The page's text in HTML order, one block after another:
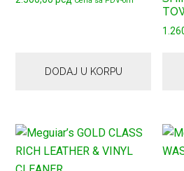
DODAJ U KORPU